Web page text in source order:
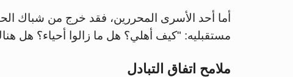
أما أحد الأسرى المحررين، فقد خرج من شباك
مستقبليه: "كيف أهلي؟ هل ما زالوا أحياء؟ هل
ملامح اتفاق التبادل